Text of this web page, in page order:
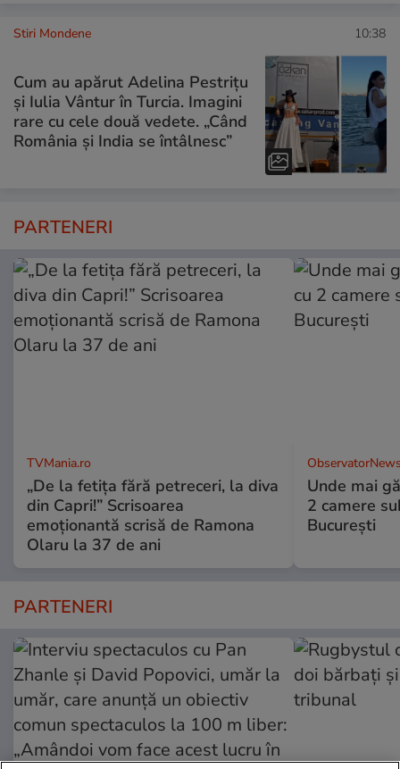
Stiri Mondene 10:38
Cum au apărut Adelina Pestrițu
și Iulia Vântur în Turcia. Imagini
rare cu cele două vedete. „Când
România și India se întâlnesc”
PARTENERI
TVMania.ro
„De la fetița fără petreceri, la diva
din Capri!” Scrisoarea
emoționantă scrisă de Ramona
Olaru la 37 de ani
Unde mai
2 camere
București
PARTENERI